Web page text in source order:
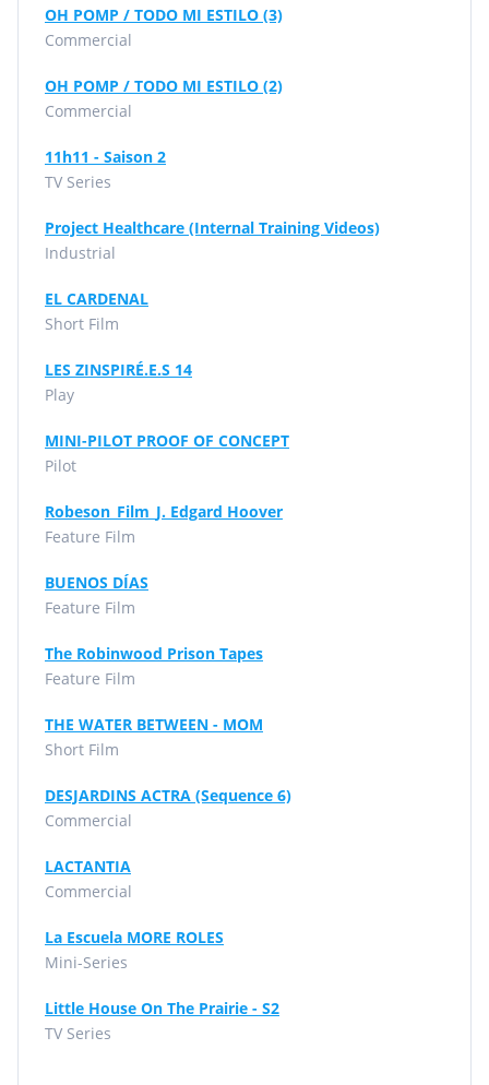
OH POMP / TODO MI ESTILO (3)
Commercial
OH POMP / TODO MI ESTILO (2)
Commercial
11h11 - Saison 2
TV Series
Project Healthcare (Internal Training Videos)
Industrial
EL CARDENAL
Short Film
LES ZINSPIRÉ.E.S 14
Play
MINI-PILOT PROOF OF CONCEPT
Pilot
Robeson_Film_J. Edgard Hoover
Feature Film
BUENOS DÍAS
Feature Film
The Robinwood Prison Tapes
Feature Film
THE WATER BETWEEN - MOM
Short Film
DESJARDINS ACTRA (Sequence 6)
Commercial
LACTANTIA
Commercial
La Escuela MORE ROLES
Mini-Series
Little House On The Prairie - S2
TV Series